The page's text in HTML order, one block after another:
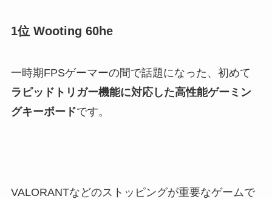
1位 Wooting 60he
一時期FPSゲーマーの間で話題になった、初めて
ラピッドトリガー機能に対応した高性能ゲーミン
グキーボードです。
VALORANTなどのストッピングが重要なゲームで